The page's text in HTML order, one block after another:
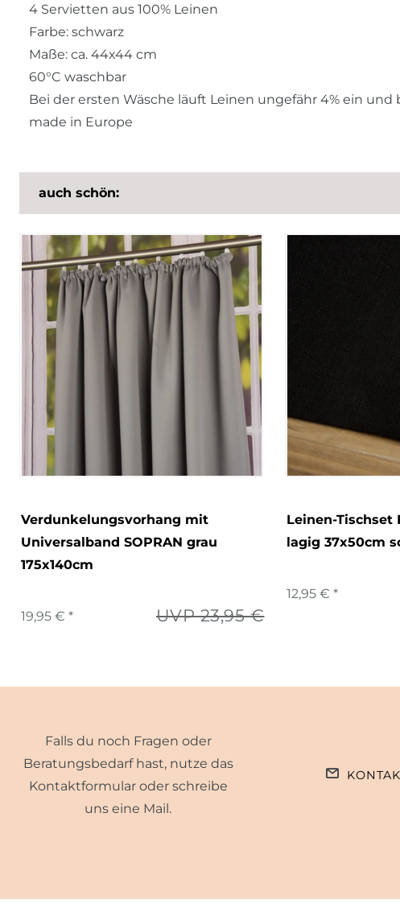
4 Servietten aus 100% Leinen
Farbe: schwarz
Maße: ca. 44x44 cm
60°C waschbar
Bei der ersten Wäsche läuft Leinen ungefähr 4% ein
made in Europe
auch schön:
Verdunkelungsvorhang mit
Universalband SOPRAN grau
175x140cm
UVP 23,95 €
19,95 € *
Leinen-Tischset
lagig 37x50cm
12,95 € *
Falls du noch Fragen oder
Beratungsbedarf hast, nutze das
Kontaktformular oder schreibe
uns eine Mail.